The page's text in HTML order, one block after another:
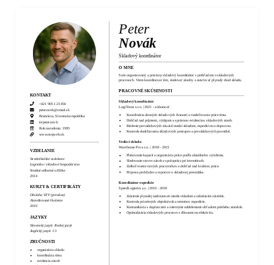
KONTAKT
+421 905 123 456
peter.novk@email.sk
Bratislava, Slovenská republika
in/peter.novk
Rok narodenia: 1995
www.mojweb.sk
VZDELANIE
Stredoškolské vzdelanie
Logistika / skladové hospodárstvo
Stredné odborné učilište
2014
KURZY & CERTIFIKÁTY
Obsluha VZV (preukaz)
Akreditované školenie
2019
JAZYKY
Slovenský jazyk: Rodný jazyk
Anglický jazyk: C1
ZRUČNOSTI
organizácia skladu
koordinácia tímu
evidencia zásob
Peter
Novák
Skladový koordinátor
O MNE
Som organizovaný a precízny skladový koordinátor s prehľadom o skladových
procesoch. Viem koordinovať tím, sledovať zásoby a zaisťovať plynulý chod skladu.
PRACOVNÉ SKÚSENOSTI
Skladový koordinátor
LogiTrans s.r.o. |2021 -súčasnosť
Koordinácia denných skladových činností a rozdeľovanie práce tímu.
Dohľad nad príjmom, výdajom a správnou evidenciou skladových zásob.
Riešenie prevádzkových situácií medzi skladom, expedíciou a dopravou.
Kontrola dodržiavania skladových postupov a prevádzkových pravidiel.
Vedúci skladu
Warehouse Pro s.r.o.
2018 - 2021
Plánovanie kapacít a organizácia práce podľa aktuálneho vyťaženia.
Sledovanie stavov zásob a spolupráca pri inventúrach.
Zaškoľovanie nových pracovníkov a dohľad nad kvalitou práce.
Príprava prehľadov a reportov o skladovej prevádzke.
Koordinátor expedície
SpeedLogistics a.s. |2016 -2018
Zaistenie plynulej nadväznosti medzi skladom a odoslaním zásielok.
Kontrola prioritných objednávok a termínov expedície.
Komunikácia s dopravcami a internými oddeleniami ohľadom priebehu zásielok.
Optimalizácia skladových procesov s dôrazom na efektivitu.